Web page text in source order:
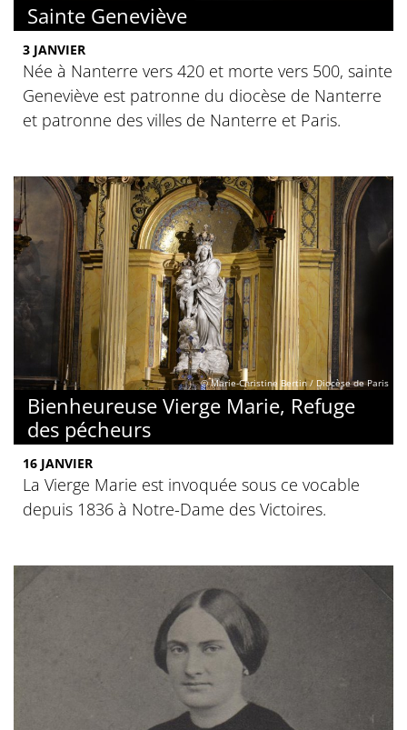
Sainte Geneviève
3 JANVIER
Née à Nanterre vers 420 et morte vers 500, sainte
Geneviève est patronne du diocèse de Nanterre
et patronne des villes de Nanterre et Paris.
© Marie-Christine Bertin / Diocèse de Paris
Bienheureuse Vierge Marie, Refuge
des pécheurs
16 JANVIER
La Vierge Marie est invoquée sous ce vocable
depuis 1836 à Notre-Dame des Victoires.